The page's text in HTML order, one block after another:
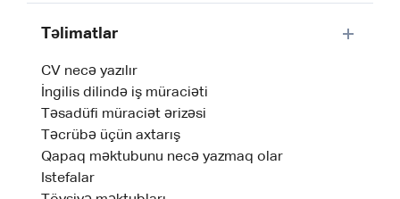
Təlimatlar
CV necə yazılır
İngilis dilində iş müraciəti
Təsadüfi müraciət ərizəsi
Təcrübə üçün axtarış
Qapaq məktubunu necə yazmaq olar
Istefalar